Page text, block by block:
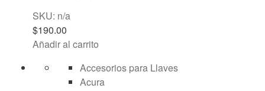
SKU: n/a
$190.00
Añadir al carrito
Accesorios para Llaves
Acura